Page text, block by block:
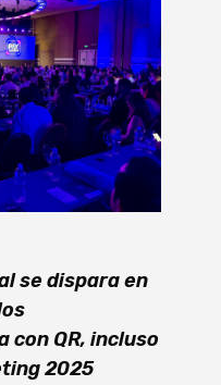
se dispara en
con QR, incluso
2025